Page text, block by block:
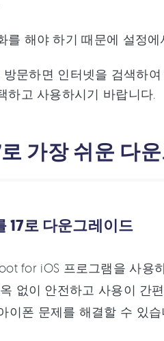
를 해야 하기 때문에 설정
방문하면 인터넷을 검색하
하고 사용하시기 바랍니다.
가장 쉬운 다
17로 다운그레이드
for iOS 프로그램을 사용
없이 안전하고 사용이 간
이폰 문제를 해결할 수 있습